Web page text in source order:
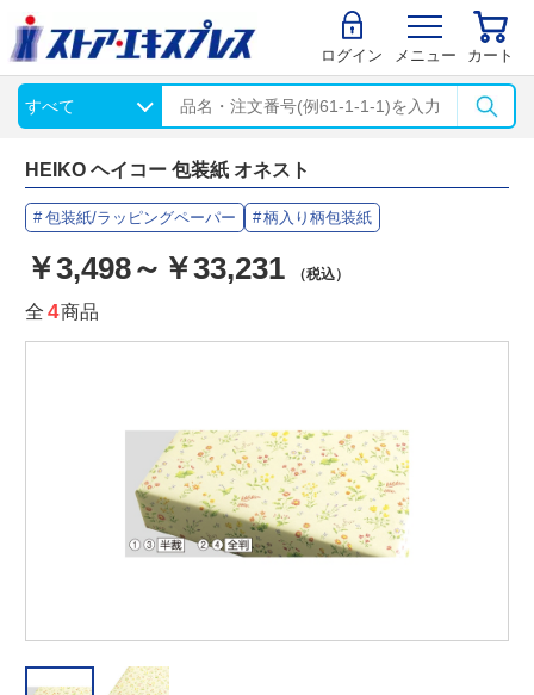
ログイン メニュー カート
HEIKO ヘイコー 包装紙 オネスト
包装紙/ラッピングペーパー 柄入り柄包装紙
￥3,498～￥33,231 （税込）
全 4商品